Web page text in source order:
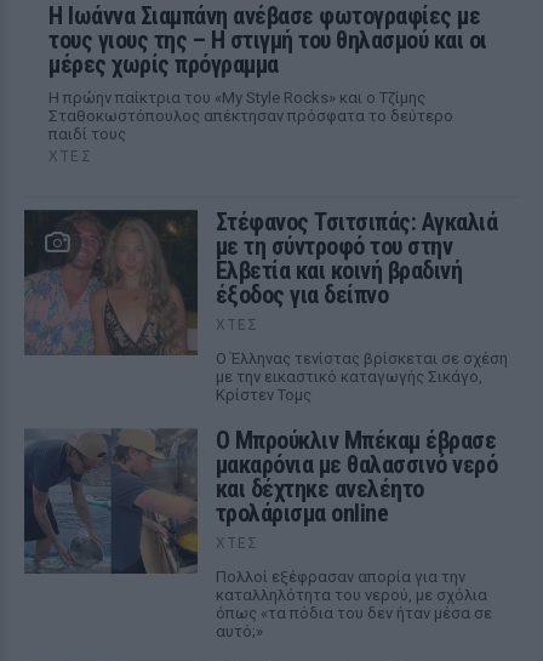
H Ιωάννα Σιαμπάνη ανέβασε φωτογραφίες με
τους γιους της – Η στιγμή του θηλασμού και οι
μέρες χωρίς πρόγραμμα
Η πρώην παίκτρια του «My Style Rocks» και ο Τζίμης
Σταθοκωστόπουλος απέκτησαν πρόσφατα το δεύτερο
παιδί τους
ΧΤΕΣ
Στέφανος Τσιτσιπάς: Αγκαλιά
με τη σύντροφό του στην
Ελβετία και κοινή βραδινή
έξοδος για δείπνο
ΧΤΕΣ
Ο Έλληνας τενίστας βρίσκεται σε σχέση
με την εικαστικό καταγωγής Σικάγο,
Κρίστεν Τομς
Ο Μπρούκλιν Μπέκαμ έβρασε
μακαρόνια με θαλασσινό νερό
και δέχτηκε ανελέητο
τρολάρισμα online
ΧΤΕΣ
Πολλοί εξέφρασαν απορία για την
καταλληλότητα του νερού, με σχόλια
όπως «τα πόδια του δεν ήταν μέσα σε
αυτό;»